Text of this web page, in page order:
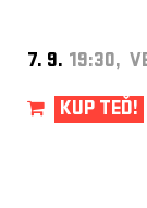
7. 9. 19:30,
KUP TEĎ!